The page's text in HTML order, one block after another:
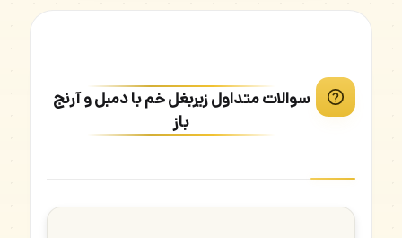
سوالات متداول زیربغل خم با دمبل و آرنج
باز